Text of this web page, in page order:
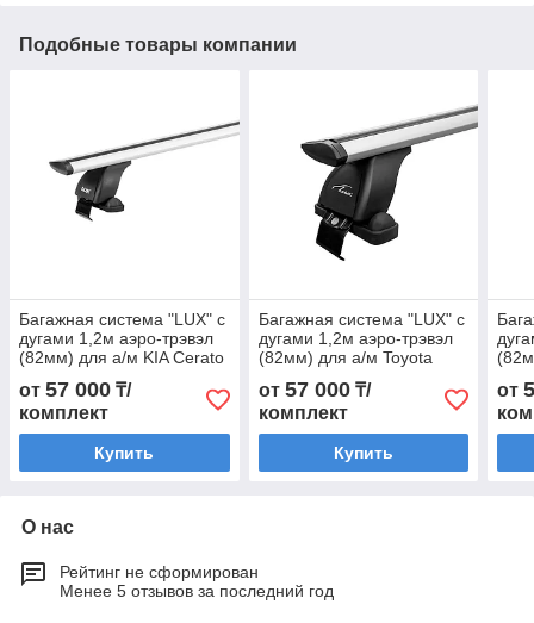
Подобные товары компании
Багажная система "LUX" с
дугами 1,2м аэро-трэвэл
(82мм) для а/м KIA Cerato
IV Sedan 2018+ г.в.
от 57 000 ₸/
комплект
Купить
Багажная система "LUX" с
дугами 1,2м аэро-трэвэл
(82мм) для а/м Toyota
Hilux 2006-2015 г.в.
от 57 000₸/
комплект
Купить
г.в.
от
О нас
Рейтинг не сформирован
Менее 5 отзывов за последний год